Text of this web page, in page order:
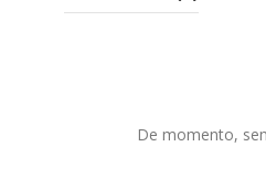
De momento,